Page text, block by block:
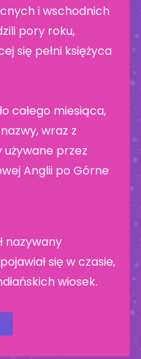
i wschodnich
pory roku,
się pełni księżyca
całego miesiąca,
wraz z
przez
Anglii po Górne
nazywany
się w czasie,
wiosek.